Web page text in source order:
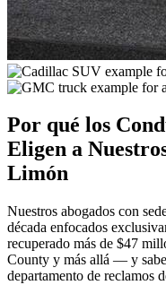
Por qué los
Eligen a
Limón
Nuestros abogados con
década enfocados
recuperado más de $47
County y más allá — y
departamento de reclamos